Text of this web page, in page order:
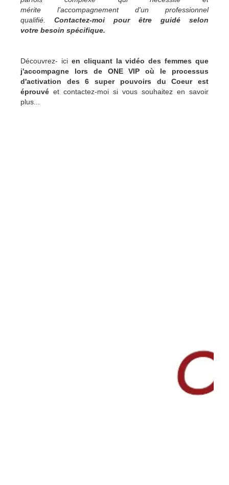
mérite l'accompagnement d'un professionnel
qualifié.
Contactez-moi pour être guidé selon
votre besoin spécifique.
Découvrez- ici en cliquant la vidéo des femmes que
j'accompagne lors de ONE VIP où le processus
d'activation des 6 super pouvoirs du Coeur est
éprouvé et contactez-moi si vous souhaitez en savoir
plus...